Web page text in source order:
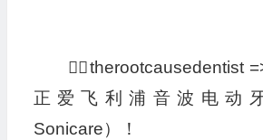
👩‍⚕️therootcausedentist
正爱飞利浦音波电动
Sonicare）！